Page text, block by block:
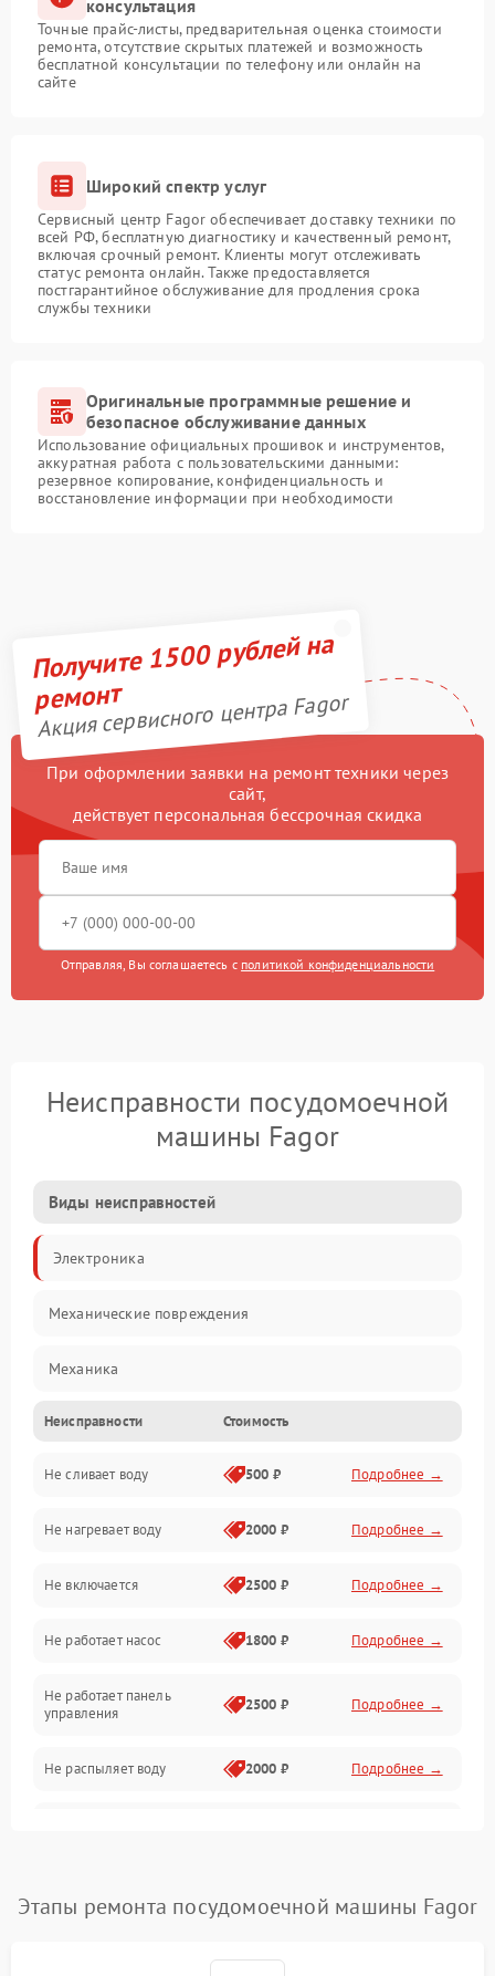
консультация
Точные прайс-листы, предварительная оценка стоимости
ремонта, отсутствие скрытых платежей и возможность
бесплатной консультации по телефону или онлайн на
сайте
Широкий спектр услуг
Сервисный центр Fagor обеспечивает доставку техники по
всей РФ, бесплатную диагностику и качественный ремонт,
включая срочный ремонт. Клиенты могут отслеживать
статус ремонта онлайн. Также предоставляется
постгарантийное обслуживание для продления срока
службы техники
Оригинальные программные решение и
безопасное обслуживание данных
Использование официальных прошивок и инструментов,
аккуратная работа с пользовательскими данными:
резервное копирование, конфиденциальность и
восстановление информации при необходимости
Получите 1500 рублей на
ремонт
Акция сервисного центра Fagor
При оформлении заявки на ремонт техники через
сайт,
действует персональная бессрочная скидка
Отправляя, Вы соглашаетесь с политикой конфиденциальности
Неисправности посудомоечной
машины Fagor
Виды неисправностей
Электроника
Механические повреждения
Механика
Управление
Электропитание
Датчики
Нагрев
Вода
Гигиена
Программное обеспечение
Неисправности Стоимость
Не сливает воду 500 ₽ Подробнее →
Не нагревает воду 2000 ₽ Подробнее →
Не включается 2500 ₽ Подробнее →
Не работает насос 1800 ₽ Подробнее →
Не работает панель
управления
2500 ₽ Подробнее →
Не распыляет воду 2000 ₽ Подробнее →
воды
1800 ₽ Подробнее →
Этапы ремонта посудомоечной машины Fagor